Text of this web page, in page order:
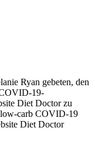
Ryan gebeten, den
19-
Diet Doctor zu
carb COVID-19
Diet Doctor